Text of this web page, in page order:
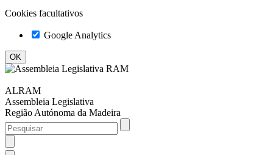
Cookies facultativos
Google Analytics
ALRAM
Assembleia Legislativa
Região Autónoma da Madeira